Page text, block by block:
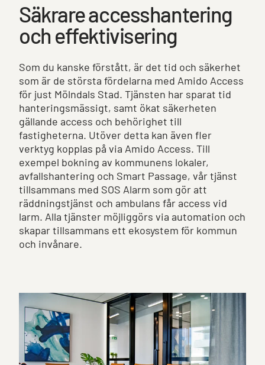
Säkrare accesshantering
och effektivisering
Som du kanske förstått, är det tid och säkerhet
som är de största fördelarna med Amido Access
för just Mölndals Stad. Tjänsten har sparat tid
hanteringsmässigt, samt ökat säkerheten
gällande access och behörighet till
fastigheterna. Utöver detta kan även fler
verktyg kopplas på via Amido Access. Till
exempel bokning av kommunens lokaler,
avfallshantering och Smart Passage, vår tjänst
tillsammans med SOS Alarm som gör att
räddningstjänst och ambulans får access vid
larm. Alla tjänster möjliggörs via automation och
skapar tillsammans ett ekosystem för kommun
och invånare.